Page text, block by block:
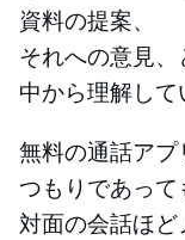
資料の提案、
それへの意見
中から理解して
無料の通話ア
つもりであって
対面の会話ほ